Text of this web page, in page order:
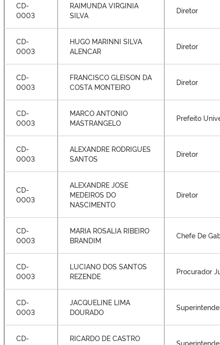
CD-
0003
RAIMUNDA VIRGINIA
SILVA
Diretor
CD-
0003
HUGO MARINNI SILVA
ALENCAR
Diretor
CD-
0003
FRANCISCO GLEISON DA
COSTA MONTEIRO
Diretor
CD-
0003
MARCO ANTONIO
MASTRANGELO
Prefeito
CD-
0003
ALEXANDRE RODRIGUES
SANTOS
Diretor
CD-
0003
ALEXANDRE JOSE
MEDEIROS DO
NASCIMENTO
Diretor
CD-
0003
MARIA ROSALIA RIBEIRO
BRANDIM
Chefe De
CD-
0003
LUCIANO DOS SANTOS
REZENDE
Procurador
CD-
0003
JACQUELINE LIMA
DOURADO
CD-
RICARDO DE CASTRO